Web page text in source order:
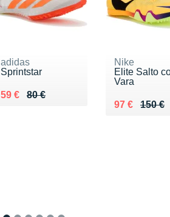
adidas
Sprintstar
80 €
Au lieu de 80 €
59 €
Vendu 59 €
Nike
Elite Salto
Vara
150 €
Au lieu de
97 €
Vendu 97 €